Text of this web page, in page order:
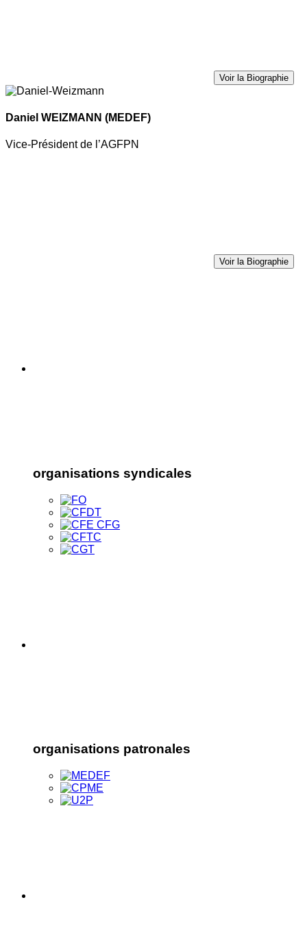
Voir la Biographie
Daniel WEIZMANN (MEDEF)
Vice-Président de l’AGFPN
Voir la Biographie
organisations syndicales
organisations patronales